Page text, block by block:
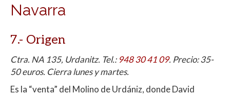
Navarra
7.- Origen
Ctra. NA 135, Urdanitz. Tel.: 948 30 41 09. Precio: 35-
50 euros. Cierra lunes y martes.
Es la “venta” del Molino de Urdániz, donde David